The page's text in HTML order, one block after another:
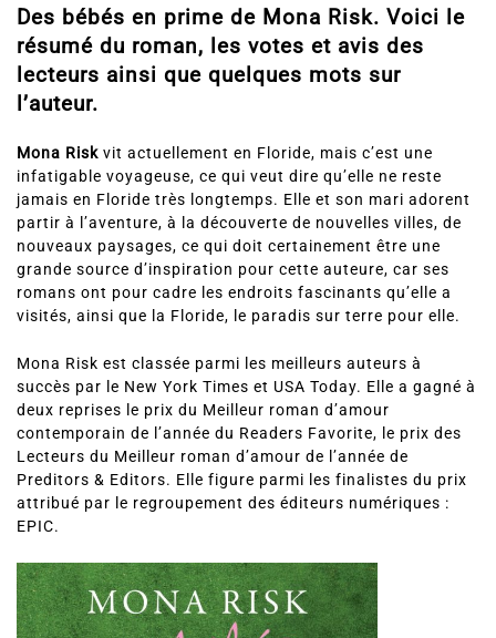
Des bébés en prime de Mona Risk. Voici le
résumé du roman, les votes et avis des
lecteurs ainsi que quelques mots sur
l’auteur.
Mona Risk vit actuellement en Floride, mais c’est une
infatigable voyageuse, ce qui veut dire qu’elle ne reste
jamais en Floride très longtemps. Elle et son mari adorent
partir à l’aventure, à la découverte de nouvelles villes, de
nouveaux paysages, ce qui doit certainement être une
grande source d’inspiration pour cette auteure, car ses
romans ont pour cadre les endroits fascinants qu’elle a
visités, ainsi que la Floride, le paradis sur terre pour elle.
Mona Risk est classée parmi les meilleurs auteurs à
succès par le New York Times et USA Today. Elle a gagné à
deux reprises le prix du Meilleur roman d’amour
contemporain de l’année du Readers Favorite, le prix des
Lecteurs du Meilleur roman d’amour de l’année de
Preditors & Editors. Elle figure parmi les finalistes du prix
attribué par le regroupement des éditeurs numériques :
EPIC.